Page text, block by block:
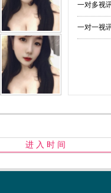
一对多视
一对一视
进 入 时 间